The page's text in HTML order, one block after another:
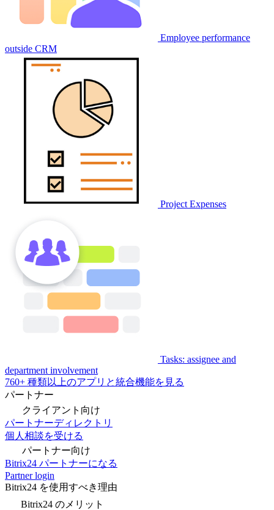
Employee performance
outside CRM
Project Expenses
Tasks: assignee and
department involvement
760+ 種類以上のアプリと統合機能を見る
パートナー
クライアント向け
パートナーディレクトリ
個人相談を受ける
パートナー向け
Bitrix24 パートナーになる
Partner login
Bitrix24 を使用すべき理由
Bitrix24 のメリット